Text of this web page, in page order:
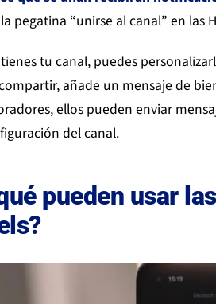
pegatina “unirse al canal” en
tu canal, puedes
añade un mensaje de
ellos pueden enviar
del canal.
pueden usar